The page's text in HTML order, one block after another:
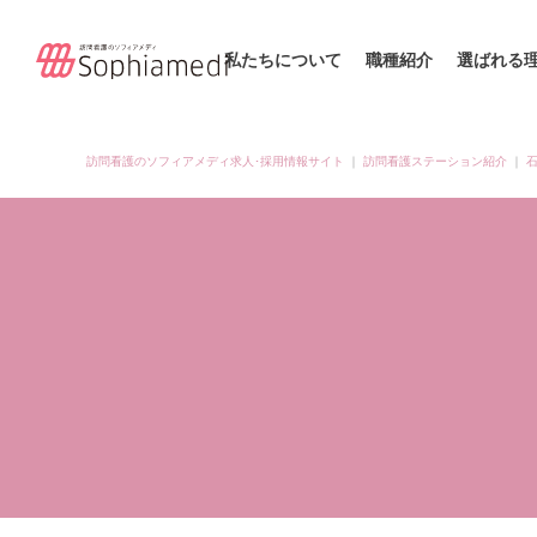
私たちについて 職種紹介 選ばれる
訪問看護のソフィアメディ求人･採用情報サイト 訪問看護ステーション紹介